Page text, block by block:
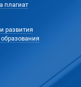
плагиат
развития